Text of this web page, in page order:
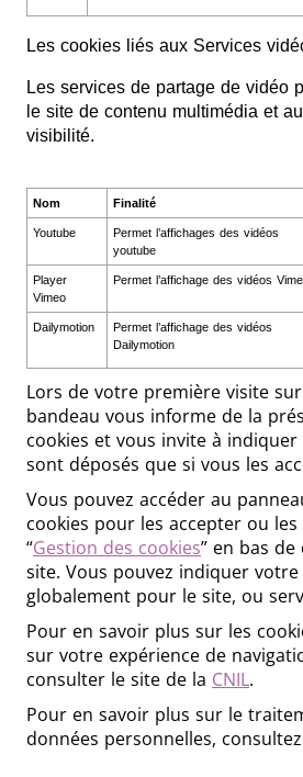
Les cookies liés aux Services
Les services de partage de vidéo
le site de contenu multimédia et
visibilité.
Nom Finalité
Youtube
Permet l’affichages des vidéos
youtube
Player
Vimeo
Permet l’affichage des vidéos
Dailymotion
Permet l’affichage des vidéos
Dailymotion
Lors de votre première visite
bandeau vous informe de la
cookies et vous invite à
sont déposés que si vous les
Vous pouvez accéder au
cookies pour les accepter ou
“Gestion des cookies” en bas
site. Vous pouvez indiquer
globalement pour le site, ou
Pour en savoir plus sur les
sur votre expérience de
consulter le site de la CNIL.
Pour en savoir plus sur le
données personnelles,